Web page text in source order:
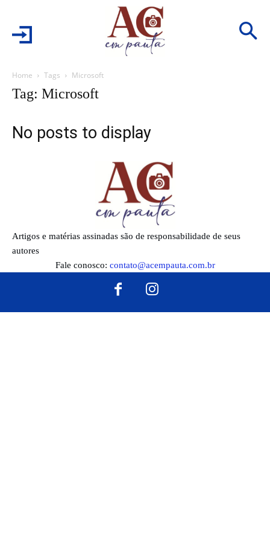
Home Tags Microsoft
Tag: Microsoft
No posts to display
Artigos e matérias assinadas são de responsabilidade de seus
autores
Fale conosco: contato@acempauta.com.br